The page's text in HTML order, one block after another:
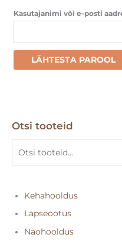
Otsi tooteid
O
t
Kehahooldus
Lapseootus
Näohooldus
Kasutajanimi või e-posti
LÄHTESTA PAROOL